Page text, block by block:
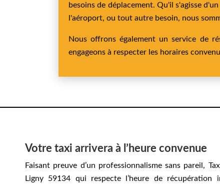
besoins de déplacement. Qu'il s'agisse
l'aéroport, ou tout autre besoin, nous
Nous offrons également un service de
engageons à respecter les horaires
Votre taxi arrivera à l’heure convenue
Faisant preuve d’un professionnalisme sans pareil,
Ligny 59134 qui respecte l’heure de récupération